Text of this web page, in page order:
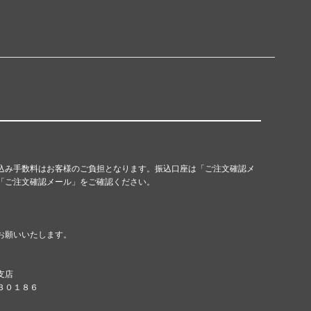
手数料はお客様のご負担となります。振込口座は「ご注文確認メ
注文確認メール」をご確認ください。
いいたします。
店
０１８６